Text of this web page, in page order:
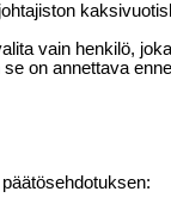
vain henkilö,
on annettava